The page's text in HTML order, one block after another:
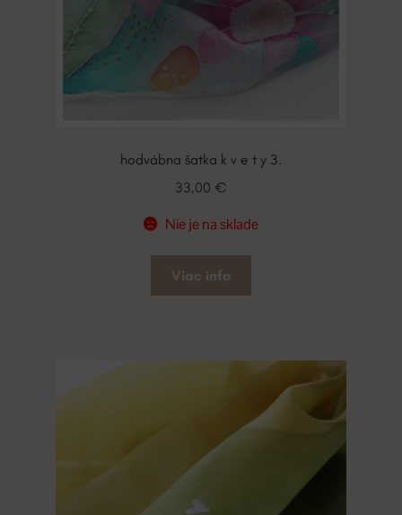
hodvábna šatka k v e t y 3.
33,00 €
Nie je na sklade
Viac info